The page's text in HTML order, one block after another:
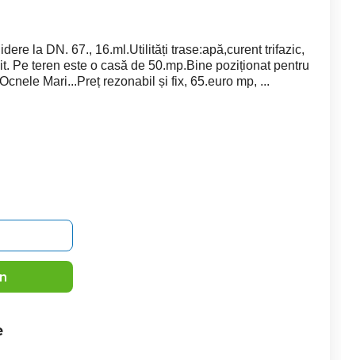
la DN. 67., 16.ml.Utilități trase:apă,curent trifazic,
Pe teren este o casă de 50.mp.Bine poziționat pentru
Mari...Preț rezonabil și fix, 65.euro mp, ...